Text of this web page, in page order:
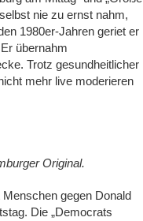
nie zu ernst nahm,
1980er-Jahren geriet er
übernahm
Trotz gesundheitlicher
mehr live moderieren
Original.
gegen Donald
Die „Democrats